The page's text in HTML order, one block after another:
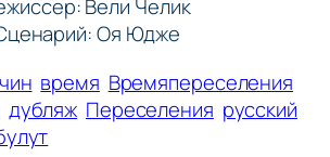
Вели Челик
Оя Юдже
время Времяпереселения
дубляж Переселения русский